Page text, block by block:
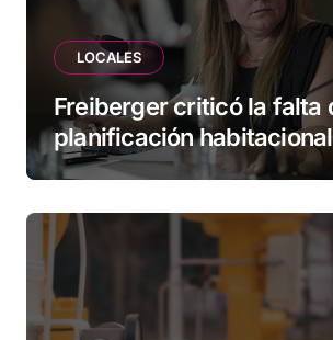
LOCALES
Freiberger criticó la falta
planificación
Municipio: “Vuoto deja
esperando”